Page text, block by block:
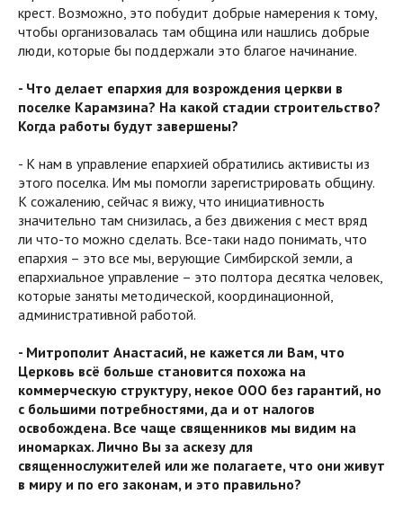
крест. Возможно, это побудит добрые намерения к тому,
чтобы организовалась там община или нашлись добрые
люди, которые бы поддержали это благое начинание.
- Что делает епархия для возрождения церкви в
поселке Карамзина? На какой стадии строительство?
Когда работы будут завершены?
- К нам в управление епархией обратились активисты из
этого поселка. Им мы помогли зарегистрировать общину.
К сожалению, сейчас я вижу, что инициативность
значительно там снизилась, а без движения с мест вряд
ли что-то можно сделать. Все-таки надо понимать, что
епархия – это все мы, верующие Симбирской земли, а
епархиальное управление – это полтора десятка человек,
которые заняты методической, координационной,
административной работой.
- Митрополит Анастасий, не кажется ли Вам, что
Церковь всё больше становится похожа на
коммерческую структуру, некое ООО без гарантий, но
с большими потребностями, да и от налогов
освобождена. Все чаще священников мы видим на
иномарках. Лично Вы за аскезу для
священнослужителей или же полагаете, что они живут
в миру и по его законам, и это правильно?